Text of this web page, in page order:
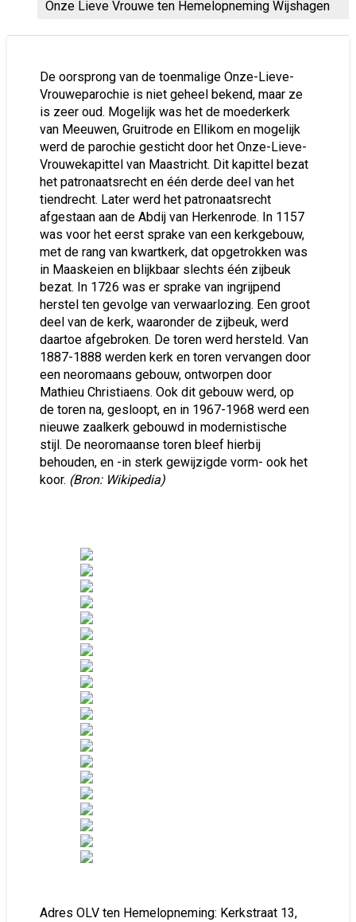
Onze Lieve Vrouwe ten Hemelopneming Wijshagen
De oorsprong van de toenmalige Onze-Lieve-
Vrouweparochie is niet geheel bekend, maar ze
is zeer oud. Mogelijk was het de moederkerk
van Meeuwen, Gruitrode en Ellikom en mogelijk
werd de parochie gesticht door het Onze-Lieve-
Vrouwekapittel van Maastricht. Dit kapittel bezat
het patronaatsrecht en één derde deel van het
tiendrecht. Later werd het patronaatsrecht
afgestaan aan de Abdij van Herkenrode. In 1157
was voor het eerst sprake van een kerkgebouw,
met de rang van kwartkerk, dat opgetrokken was
in Maaskeien en blijkbaar slechts één zijbeuk
bezat. In 1726 was er sprake van ingrijpend
herstel ten gevolge van verwaarlozing. Een groot
deel van de kerk, waaronder de zijbeuk, werd
daartoe afgebroken. De toren werd hersteld. Van
1887-1888 werden kerk en toren vervangen door
een neoromaans gebouw, ontworpen door
Mathieu Christiaens. Ook dit gebouw werd, op
de toren na, gesloopt, en in 1967-1968 werd een
nieuwe zaalkerk gebouwd in modernistische
stijl. De neoromaanse toren bleef hierbij
behouden, en -in sterk gewijzigde vorm- ook het
koor. (Bron: Wikipedia)
Adres OLV ten Hemelopneming: Kerkstraat 13,